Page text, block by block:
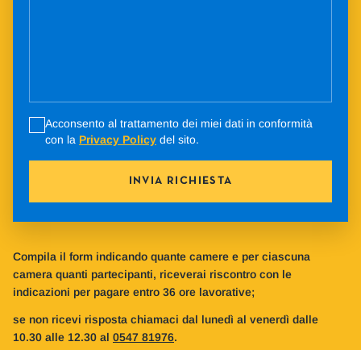
Compila il form indicando quante camere e per ciascuna
camera quanti partecipanti, riceverai riscontro con le
indicazioni per pagare entro 36 ore lavorative;
se non ricevi risposta chiamaci dal lunedì al venerdì dalle
10.30 alle 12.30 al 0547 81976.
Acconsento al trattamento dei miei dati in conformità
con la Privacy Policy del sito.
INVIA RICHIESTA